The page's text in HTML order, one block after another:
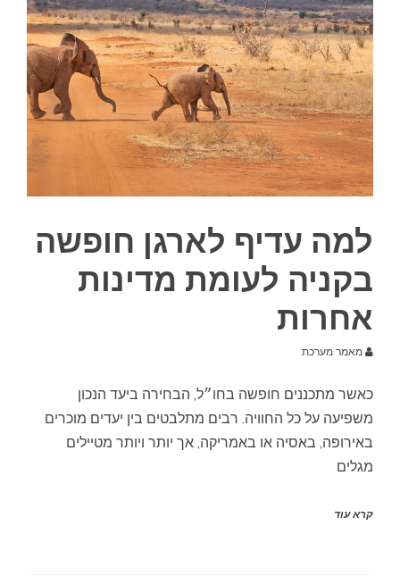
למה עדיף לארגן חופשה
בקניה לעומת מדינות
אחרות
מאמר מערכת
כאשר מתכננים חופשה בחו״ל, הבחירה ביעד הנכון
משפיעה על כל החוויה. רבים מתלבטים בין יעדים מוכרים
באירופה, באסיה או באמריקה, אך יותר ויותר מטיילים
מגלים
קרא עוד